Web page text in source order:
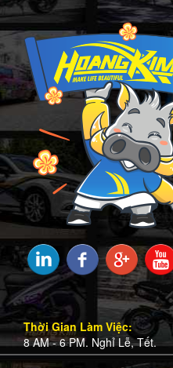
Thời Gian Làm Việc:
8 AM - 6 PM. Nghỉ Lễ, Tết.